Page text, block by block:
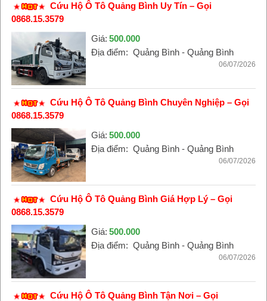
Cứu Hộ Ô Tô Quảng Bình Uy Tín – Gọi
0868.15.3579
Giá: 500.000
Địa điểm: Quảng Bình - Quảng Bình
06/07/2026
Cứu Hộ Ô Tô Quảng Bình Chuyên Nghiệp – Gọi
0868.15.3579
Giá: 500.000
Địa điểm: Quảng Bình - Quảng Bình
06/07/2026
Cứu Hộ Ô Tô Quảng Bình Giá Hợp Lý – Gọi
0868.15.3579
Giá: 500.000
Địa điểm: Quảng Bình - Quảng Bình
06/07/2026
Cứu Hộ Ô Tô Quảng Bình Tận Nơi – Gọi